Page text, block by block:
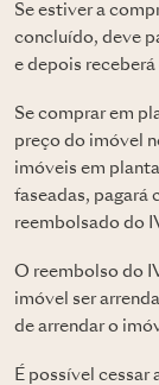
Se estiver a
concluído, deve
e depois receberá
Se comprar em
preço do imóvel
imóveis em
faseadas, pagará
reembolsado do
O reembolso do
imóvel ser
de arrendar o
É possível cessar